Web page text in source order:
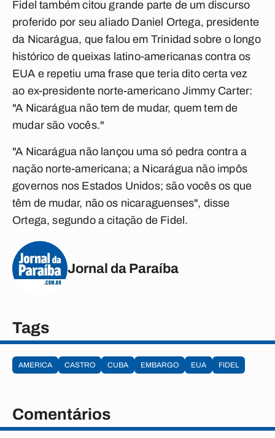
Fidel também citou grande parte de um discurso
proferido por seu aliado Daniel Ortega, presidente
da Nicarágua, que falou em Trinidad sobre o longo
histórico de queixas latino-americanas contra os
EUA e repetiu uma frase que teria dito certa vez
ao ex-presidente norte-americano Jimmy Carter:
"A Nicarágua não tem de mudar, quem tem de
mudar são vocês."
"A Nicarágua não lançou uma só pedra contra a
nação norte-americana; a Nicarágua não impôs
governos nos Estados Unidos; são vocês os que
têm de mudar, não os nicaraguenses", disse
Ortega, segundo a citação de Fidel.
Jornal da Paraíba
Tags
AMERICA CASTRO CUBA EMBARGO EUA FIDEL
Comentários